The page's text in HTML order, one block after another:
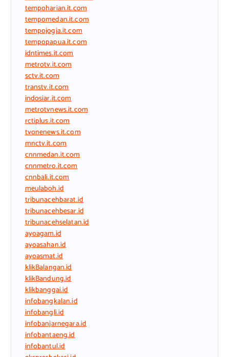
tempoharian.it.com
tempomedan.it.com
tempojogja.it.com
tempopapua.it.com
idntimes.it.com
metrotv.it.com
sctv.it.com
transtv.it.com
indosiar.it.com
metrotvnews.it.com
rctiplus.it.com
tvonenews.it.com
mnctv.it.com
cnnmedan.it.com
cnnmetro.it.com
cnnbali.it.com
meulaboh.id
tribunacehbarat.id
tribunacehbesar.id
tribunacehselatan.id
ayoagam.id
ayoasahan.id
ayoasmat.id
klikBalangan.id
klikBandung.id
klikbanggai.id
infobangkalan.id
infobangli.id
infobanjarnegara.id
infobantaeng.id
infobantul.id